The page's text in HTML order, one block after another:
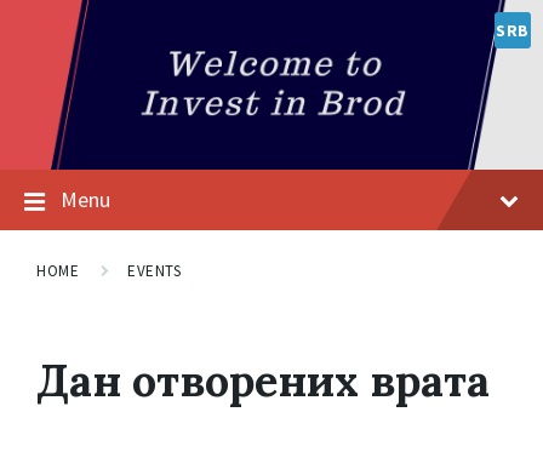
SRB
Menu
HOME EVENTS
Дан отворених врата